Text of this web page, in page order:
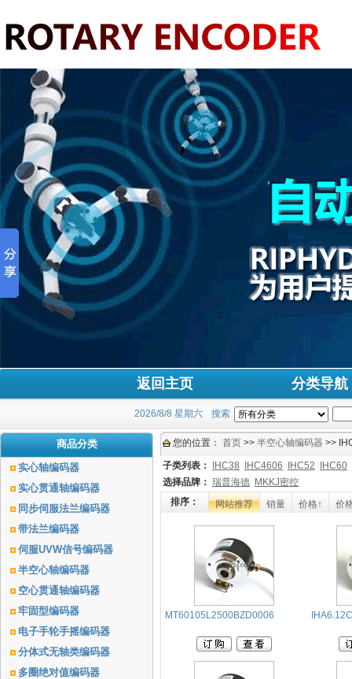
返回主页 分类导航
2026/8/8 星期六 搜索
商品分类
实心轴编码器
实心贯通轴编码器
同步伺服法兰编码器
带法兰编码器
伺服UVW信号编码器
半空心轴编码器
空心贯通轴编码器
牢固型编码器
电子手轮手摇编码器
分体式无轴类编码器
多圈绝对值编码器
您的位置： 首页 >> 半空心轴编码器 >>
子类列表： IHC38 IHC4606 IHC52
IHC60
选择品牌： 瑞普海德 MKKJ密控
排序：
网站推荐 销量 价格↑ 价
MT60105L2500BZD0006